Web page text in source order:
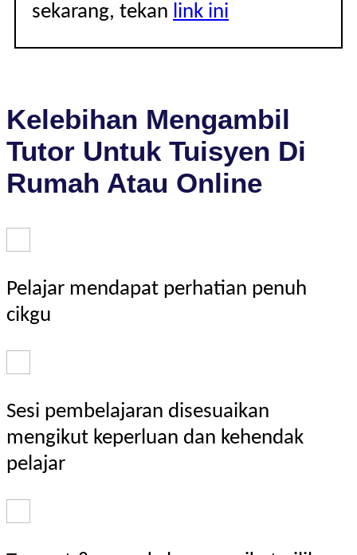
sekarang, tekan link ini
Kelebihan Mengambil
Tutor Untuk Tuisyen Di
Rumah Atau Online
Pelajar mendapat perhatian penuh
cikgu
Sesi pembelajaran disesuaikan
mengikut keperluan dan kehendak
pelajar